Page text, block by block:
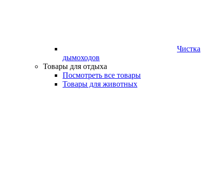
Чистка
дымоходов
Товары для отдыха
Посмотреть все товары
Товары для животных